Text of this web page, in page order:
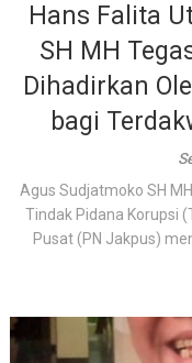
Hans Falita
SH MH
Dihadirkan
bagi
Agus Sudjatmoko SH
Tindak Pidana Korupsi
Pusat (PN Jakpus)